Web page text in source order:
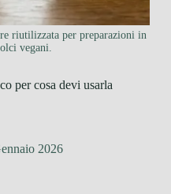
riutilizzata per preparazioni in
vegani.
per cosa devi usarla
2026